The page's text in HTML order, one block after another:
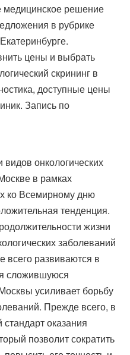
решение
в рубрике
цены и выбрать
скрининг в
доступные цены
Запись по
онкологических
в рамках
ко Всемирному дню
тенденция.
жизни
заболеваний
всего развиваются в
сложившуюся
усиливает борьбу
Прежде всего, в
оказания
позволит сократить